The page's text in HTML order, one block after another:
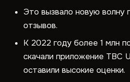
Это вызвало новую волну
отзывов.
К 2022 году более 1 млн
скачали приложение TBC
оставили высокие оценки.